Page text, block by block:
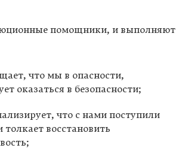
помощники, и выполняют
что мы в опасности,
оказаться в безопасности;
что с нами поступили
толкает восстановить